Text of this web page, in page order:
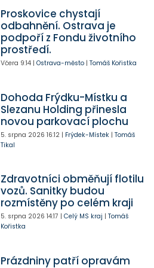
Proskovice chystají
odbahnění. Ostrava je
podpoří z Fondu životního
prostředí.
Včera 9:14| Ostrava-město| Tomáš Kořistka
Dohoda Frýdku-Místku a
Slezanu Holding přinesla
novou parkovací plochu
5. srpna 2026 16:12| Frýdek-Místek| Tomáš
Tikal
Zdravotníci obměňují flotilu
vozů. Sanitky budou
rozmístěny po celém kraji
5. srpna 2026 14:17 | Celý MS kraj | Tomáš
Kořistka
Prázdniny patří opravám